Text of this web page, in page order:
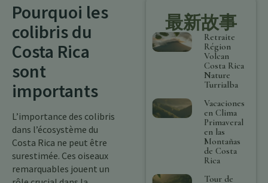
Pourquoi les
colibris du
Costa Rica
sont
importants
L’importance des colibris
dans l’écosystème du
Costa Rica ne peut être
surestimée. Ces oiseaux
remarquables jouent un
最新故事
Retraite
Région
Volcan
Costa Rica
Nature
Turrialba
Vacaciones
en Clima
Primaveral
en las
Montañas
de Costa
Rica
Tour de